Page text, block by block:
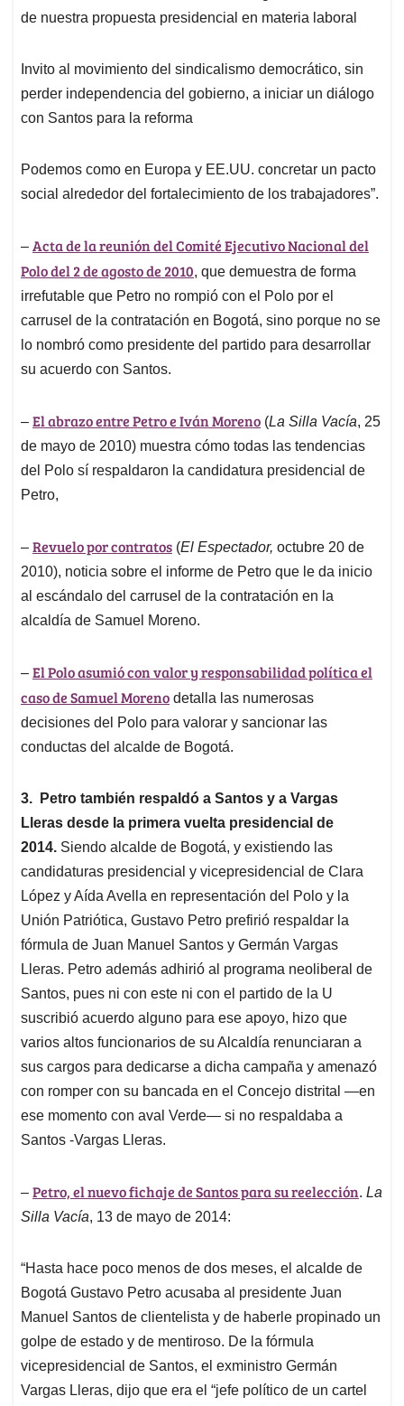
de nuestra propuesta presidencial en materia laboral
Invito al movimiento del sindicalismo democrático, sin
perder independencia del gobierno, a iniciar un diálogo
con Santos para la reforma
Podemos como en Europa y EE.UU. concretar un pacto
social alrededor del fortalecimiento de los trabajadores”.
– Acta de la reunión del Comité Ejecutivo Nacional del
Polo del 2 de agosto de 2010, que demuestra de forma
irrefutable que Petro no rompió con el Polo por el
carrusel de la contratación en Bogotá, sino porque no se
lo nombró como presidente del partido para desarrollar
su acuerdo con Santos.
– El abrazo entre Petro e Iván Moreno (La Silla Vacía, 25
de mayo de 2010) muestra cómo todas las tendencias
del Polo sí respaldaron la candidatura presidencial de
Petro,
– Revuelo por contratos (El Espectador, octubre 20 de
2010), noticia sobre el informe de Petro que le da inicio
al escándalo del carrusel de la contratación en la
alcaldía de Samuel Moreno.
– El Polo asumió con valor y responsabilidad política el
caso de Samuel Moreno detalla las numerosas
decisiones del Polo para valorar y sancionar las
conductas del alcalde de Bogotá.
3. Petro también respaldó a Santos y a Vargas
Lleras desde la primera vuelta presidencial de
2014. Siendo alcalde de Bogotá, y existiendo las
candidaturas presidencial y vicepresidencial de Clara
López y Aída Avella en representación del Polo y la
Unión Patriótica, Gustavo Petro prefirió respaldar la
fórmula de Juan Manuel Santos y Germán Vargas
Lleras. Petro además adhirió al programa neoliberal de
Santos, pues ni con este ni con el partido de la U
suscribió acuerdo alguno para ese apoyo, hizo que
varios altos funcionarios de su Alcaldía renunciaran a
sus cargos para dedicarse a dicha campaña y amenazó
con romper con su bancada en el Concejo distrital —en
ese momento con aval Verde— si no respaldaba a
Santos -Vargas Lleras.
– Petro, el nuevo fichaje de Santos para su reelección. La
Silla Vacía, 13 de mayo de 2014:
“Hasta hace poco menos de dos meses, el alcalde de
Bogotá Gustavo Petro acusaba al presidente Juan
Manuel Santos de clientelista y de haberle propinado un
golpe de estado y de mentiroso. De la fórmula
vicepresidencial de Santos, el exministro Germán
Vargas Lleras, dijo que era el “jefe político de un cartel